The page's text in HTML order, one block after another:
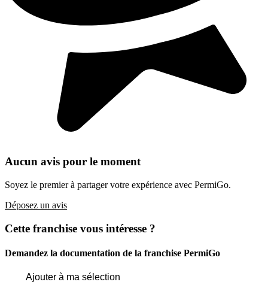
Aucun avis pour le moment
Soyez le premier à partager votre expérience avec PermiGo.
Déposez un avis
Cette franchise vous intéresse ?
Demandez la documentation de la franchise PermiGo
Ajouter à ma sélection